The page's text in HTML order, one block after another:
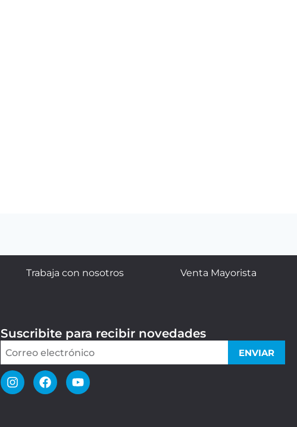
Trabaja con nosotros Venta Mayorista
Suscribite para recibir novedades
ENVIAR